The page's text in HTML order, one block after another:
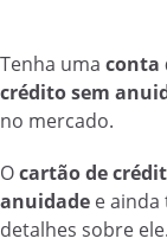
Tenha uma conta
crédito sem
no mercado.
Ocartão de
anuidade e ainda
detalhes sobre ele.